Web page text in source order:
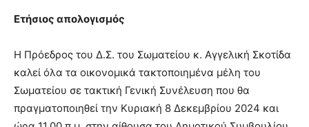
Ετήσιος απολογισμός
Η Πρόεδρος του Δ.Σ. του Σωματείου κ. Αγγελική Σκοτίδα
καλεί όλα τα οικονομικά τακτοποιημένα μέλη του
Σωματείου σε τακτική Γενική Συνέλευση που θα
πραγματοποιηθεί την Κυριακή 8 Δεκεμβρίου 2024 και